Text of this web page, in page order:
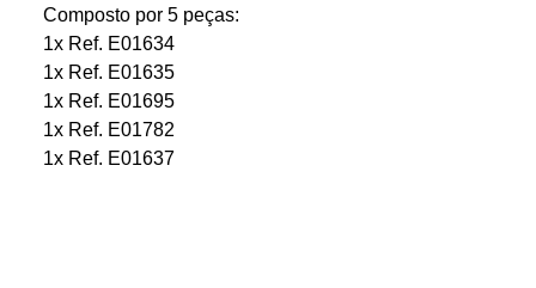
Composto por 5 peças:
1x Ref. E01634
1x Ref. E01635
1x Ref. E01695
1x Ref. E01782
1x Ref. E01637